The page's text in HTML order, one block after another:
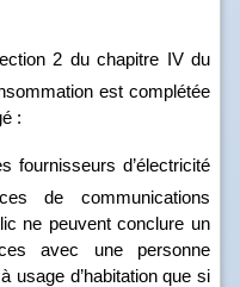
2 du chapitre IV du
est complétée
:
fournisseurs d’électricité
de communications
ne peuvent conclure un
avec une personne
usage d’habitation que si